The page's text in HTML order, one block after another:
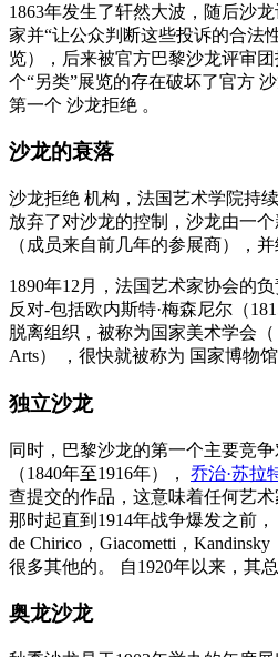
1863年发生了轩然大波，随后沙
家并“让公众判断这些投诉的合法
览），后来被官方巴黎沙龙评审
个“另类”展览的存在破坏了官方
第一个 沙龙拒绝 。
沙龙的衰落
沙龙拒绝 机构，法国艺术学院持
放弃了对沙龙的控制，沙龙由一
（成员来自前几年的参展商），并
1890年12月，法国艺术家协会的负
反对-包括欧内斯特·梅森尼尔（
脱离组织，被称为国家美术学会（
Arts）
，很快就被称为 国家博物馆
独立沙龙
同时，巴黎沙龙的第一个主要竞
（1840年至1916年）， 乔治·苏拉
查提交的作品，这意味着任何艺
那时起直到1914年战争爆发之前，
de Chirico，Giacometti，
很多其他的。 自1920年以来，其
奥龙沙龙